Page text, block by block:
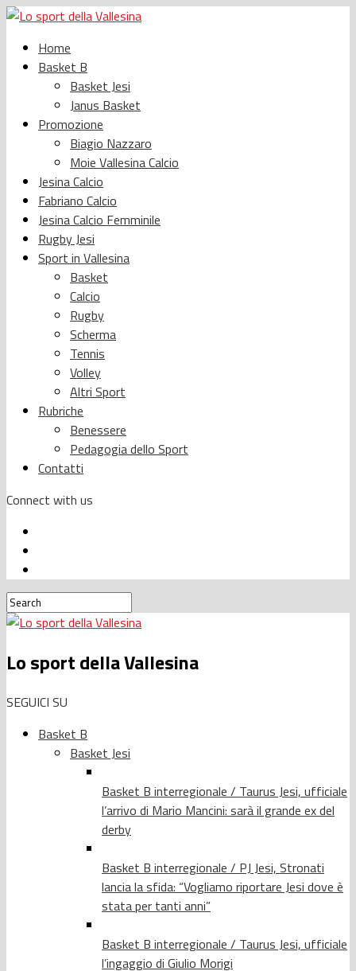
Home
Basket B
Basket Jesi
Janus Basket
Promozione
Biagio Nazzaro
Moie Vallesina Calcio
Jesina Calcio
Fabriano Calcio
Jesina Calcio Femminile
Rugby Jesi
Sport in Vallesina
Basket
Calcio
Rugby
Scherma
Tennis
Volley
Altri Sport
Rubriche
Benessere
Pedagogia dello Sport
Contatti
Connect with us
Lo sport della Vallesina
SEGUICI SU
Basket B
Basket Jesi
Basket B interregionale / Taurus Jesi, ufficiale
l’arrivo di Mario Mancini: sarà il grande ex del
derby
Basket B interregionale / PJ Jesi, Stronati
lancia la sfida: “Vogliamo riportare Jesi dove è
stata per tanti anni”
Basket B interregionale / Taurus Jesi, ufficiale
l’ingaggio di Giulio Morigi